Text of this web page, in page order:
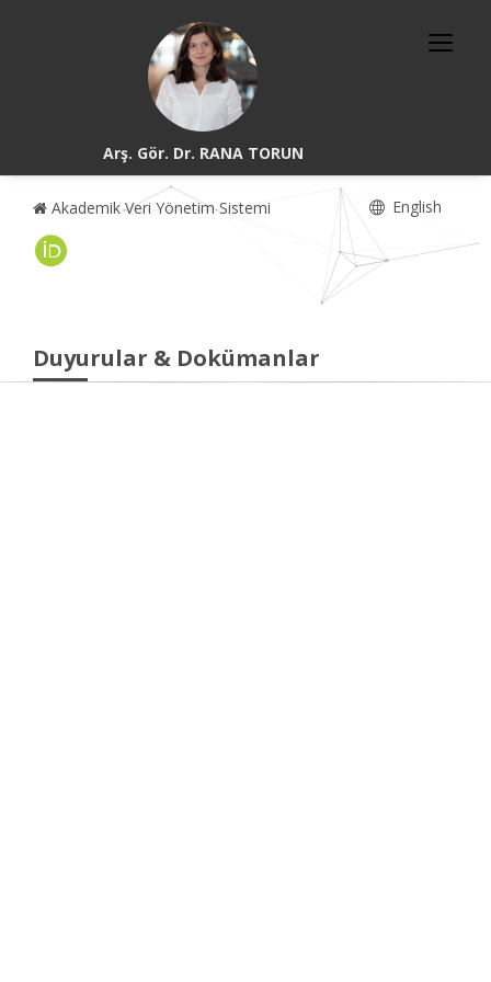
Arş. Gör. Dr. RANA TORUN
Akademik Veri Yönetim Sistemi English
Duyurular & Dokümanlar